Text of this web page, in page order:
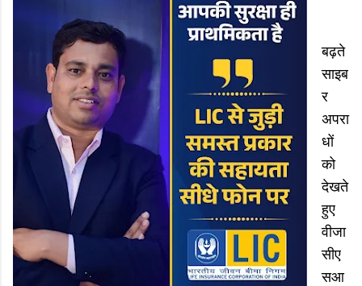
बढ़ते
साइब
र
अपरा
धों
को
देखते
हुए
वीजा
सीए
सआ